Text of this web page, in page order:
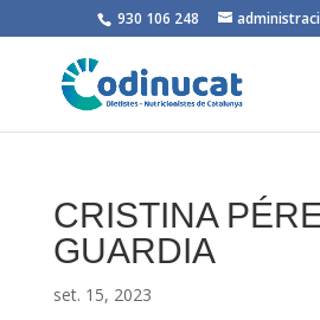
930 106 248
CRISTINA
GUARDIA
set. 15, 2023